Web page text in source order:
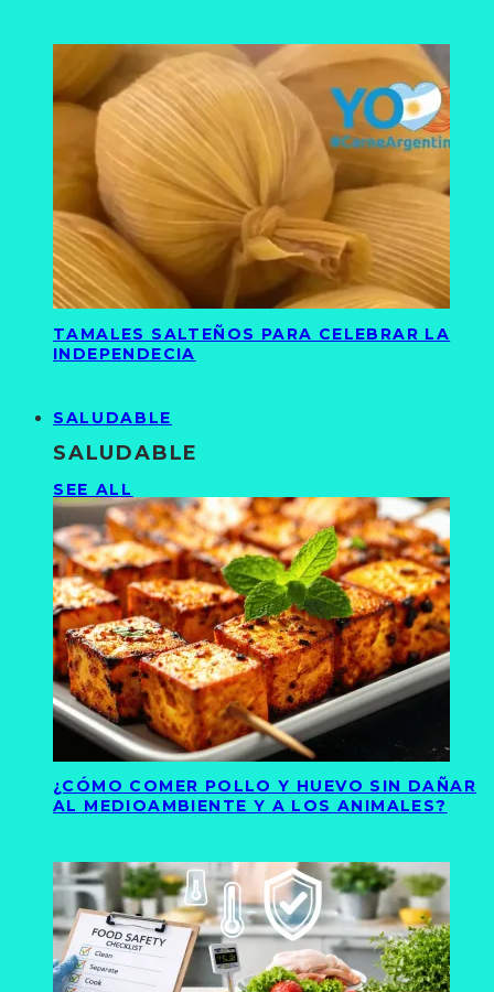
TAMALES SALTEÑOS PARA CELEBRAR LA
INDEPENDECIA
SALUDABLE
SALUDABLE
SEE ALL
¿CÓMO COMER POLLO Y HUEVO SIN DAÑAR
AL MEDIOAMBIENTE Y A LOS ANIMALES?